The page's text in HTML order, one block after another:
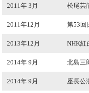
2011年 3月 松尾芸
2011年12月 第53回
2013年12月 NHK紅
2014年 9月 北島三
2014年 9月 座長公